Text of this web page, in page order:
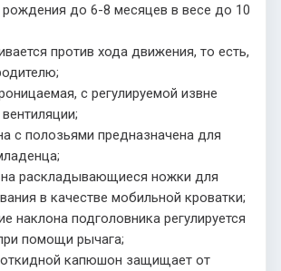
до 6-8 месяцев в весе до 10
против хода движения, то есть,
с регулируемой извне
с полозьями предназначена для
на раскладывающиеся ножки для
в качестве мобильной кроватки;
наклона подголовника регулируется
помощи рычага;
капюшон защищает от